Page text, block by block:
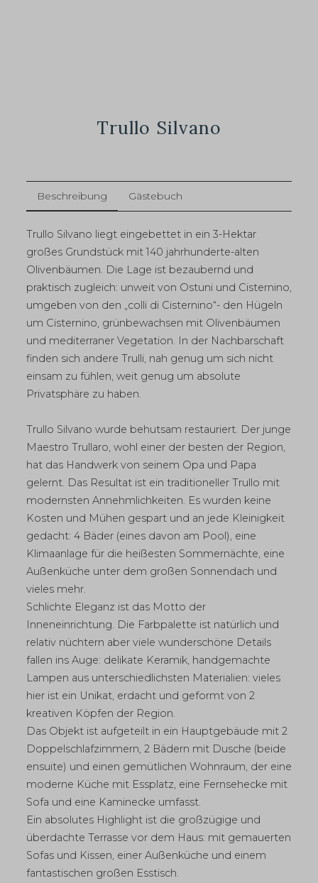
Trullo Silvano
Beschreibung Gästebuch
Trullo Silvano liegt eingebettet in ein 3-Hektar
großes Grundstück mit 140 jahrhunderte-alten
Olivenbäumen. Die Lage ist bezaubernd und
praktisch zugleich: unweit von Ostuni und Cisternino,
umgeben von den „colli di Cisternino“- den Hügeln
um Cisternino, grünbewachsen mit Olivenbäumen
und mediterraner Vegetation. In der Nachbarschaft
finden sich andere Trulli, nah genug um sich nicht
einsam zu fühlen, weit genug um absolute
Privatsphäre zu haben.
Trullo Silvano wurde behutsam restauriert. Der junge
Maestro Trullaro, wohl einer der besten der Region,
hat das Handwerk von seinem Opa und Papa
gelernt. Das Resultat ist ein traditioneller Trullo mit
modernsten Annehmlichkeiten. Es wurden keine
Kosten und Mühen gespart und an jede Kleinigkeit
gedacht: 4 Bäder (eines davon am Pool), eine
Klimaanlage für die heißesten Sommernächte, eine
Außenküche unter dem großen Sonnendach und
vieles mehr.
Schlichte Eleganz ist das Motto der
Inneneinrichtung. Die Farbpalette ist natürlich und
relativ nüchtern aber viele wunderschöne Details
fallen ins Auge: delikate Keramik, handgemachte
Lampen aus unterschiedlichsten Materialien: vieles
hier ist ein Unikat, erdacht und geformt von 2
kreativen Köpfen der Region.
Das Objekt ist aufgeteilt in ein Hauptgebäude mit 2
Doppelschlafzimmern, 2 Bädern mit Dusche (beide
ensuite) und einen gemütlichen Wohnraum, der eine
moderne Küche mit Essplatz, eine Fernsehecke mit
Sofa und eine Kaminecke umfasst.
Ein absolutes Highlight ist die großzügige und
überdachte Terrasse vor dem Haus: mit gemauerten
Sofas und Kissen, einer Außenküche und einem
fantastischen großen Esstisch.